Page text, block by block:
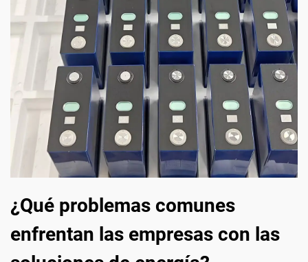
¿Qué problemas comunes
enfrentan las empresas con las